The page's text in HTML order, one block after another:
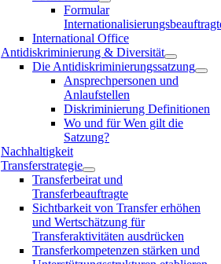
Formular
International Office
Antidiskriminierung & Diversität
Die Antidiskriminierungssatzung
Ansprechpersonen und
Anlaufstellen
Diskriminierung Definitionen
Wo und für Wen gilt die
Satzung?
Nachhaltigkeit
Transferstrategie
Transferbeirat und
Transferbeauftragte
Sichtbarkeit von Transfer erhöhen
und Wertschätzung für
Transferaktivitäten ausdrücken
Transferkompetenzen stärken und